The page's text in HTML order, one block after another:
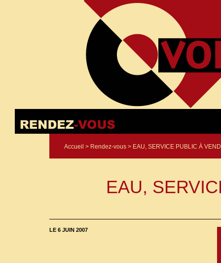
Accueil > Rendez-vous > EAU, SERVICE PUBLIC À
EAU,
LE 6 JUIN 2007